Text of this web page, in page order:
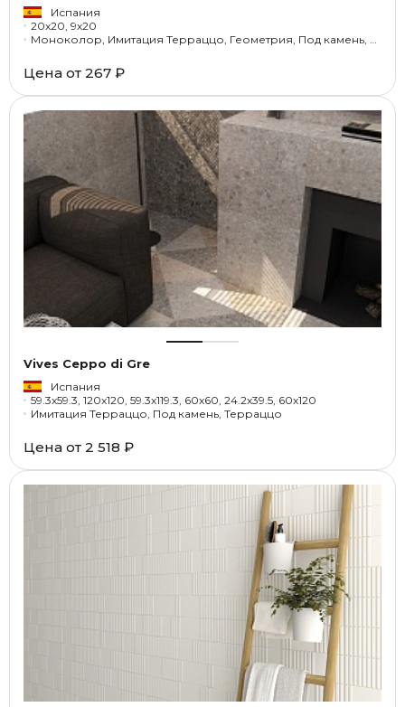
Испания
20x20, 9x20
Моноколор, Имитация Терраццо, Геометрия, Под камень, с орнаментом
Цена от 267 ₽
Vives Ceppo di Gre
Испания
59.3x59.3, 120x120, 59.3x119.3, 60x60, 24.2x39.5, 60x120
Имитация Терраццо, Под камень, Терраццо
Цена от 2 518 ₽